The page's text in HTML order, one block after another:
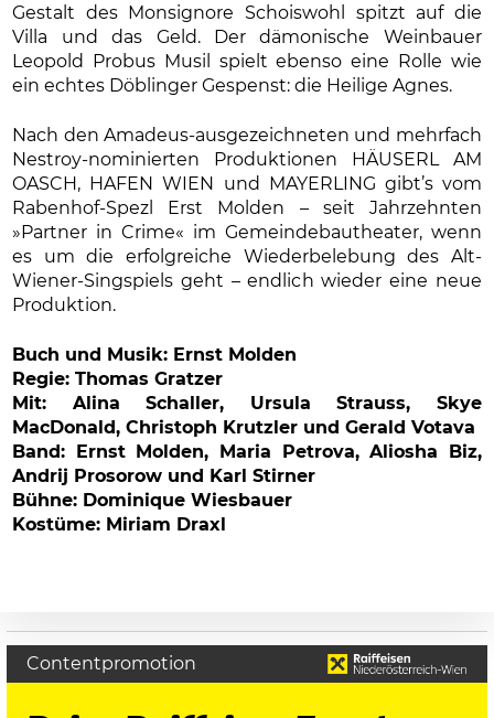
Gestalt des Monsignore Schoiswohl spitzt auf die
Villa und das Geld. Der dämonische Weinbauer
Leopold Probus Musil spielt ebenso eine Rolle wie
ein echtes Döblinger Gespenst: die Heilige Agnes.
Nach den Amadeus-ausgezeichneten und mehrfach
Nestroy-nominierten Produktionen HÄUSERL AM
OASCH, HAFEN WIEN und MAYERLING gibt’s vom
Rabenhof-Spezl Erst Molden – seit Jahrzehnten
»Partner in Crime« im Gemeindebautheater, wenn
es um die erfolgreiche Wiederbelebung des Alt-
Wiener-Singspiels geht – endlich wieder eine neue
Produktion.
Buch und Musik: Ernst Molden
Regie: Thomas Gratzer
Mit: Alina Schaller, Ursula Strauss, Skye
MacDonald, Christoph Krutzler und Gerald Votava
Band: Ernst Molden, Maria Petrova, Aliosha Biz,
Andrij Prosorow und Karl Stirner
Bühne: Dominique Wiesbauer
Kostüme: Miriam Draxl
Contentpromotion